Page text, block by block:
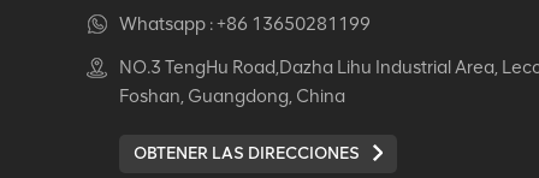
elegante para la
día
ergonómico: cómodos
Whatsapp :+86 13650281199
NO.3 TengHu Road,Dazha Lihu Industrial Area,
Foshan, Guangdong, China
OBTENER LAS DIRECCIONES